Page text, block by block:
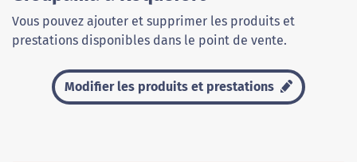
Vous pouvez ajouter et supprimer les produits et
prestations disponibles dans le point de vente.
Modifier les produits et prestations